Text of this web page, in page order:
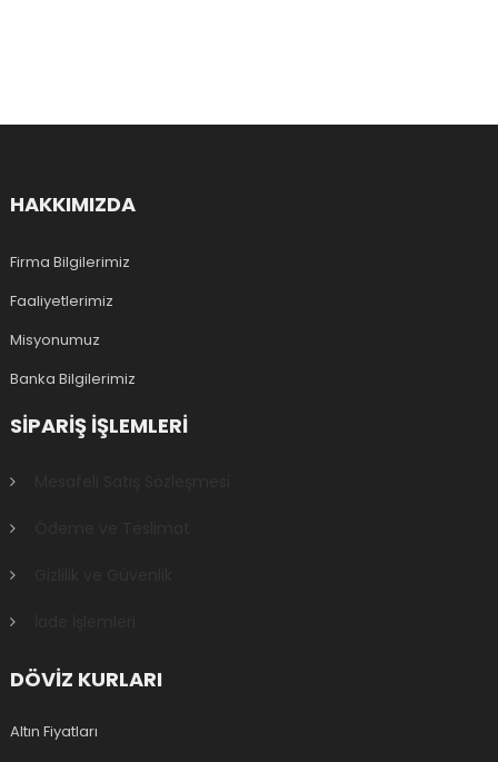
HAKKIMIZDA
Firma Bilgilerimiz
Faaliyetlerimiz
Misyonumuz
Banka Bilgilerimiz
SIPARIŞ IŞLEMLERI
DÖVİZ KURLARI
Altın Fiyatları